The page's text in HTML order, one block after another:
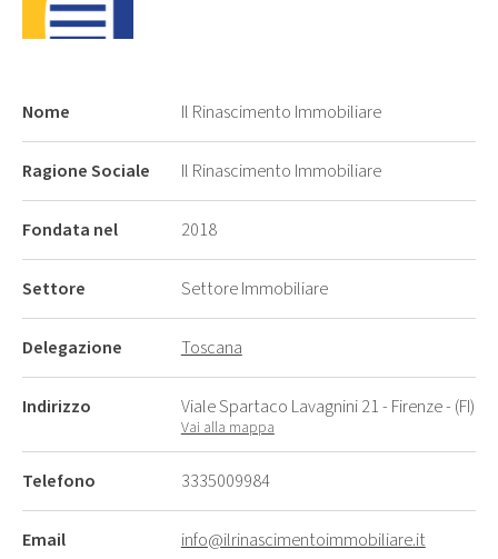
Nome Il Rinascimento Immobiliare
Ragione Sociale Il Rinascimento Immobiliare
Fondata nel 2018
Settore Settore Immobiliare
Delegazione Toscana
Indirizzo Viale Spartaco Lavagnini 21 - Firenze - (FI)
Vai alla mappa
Telefono 3335009984
Email info@ilrinascimentoimmobiliare.it